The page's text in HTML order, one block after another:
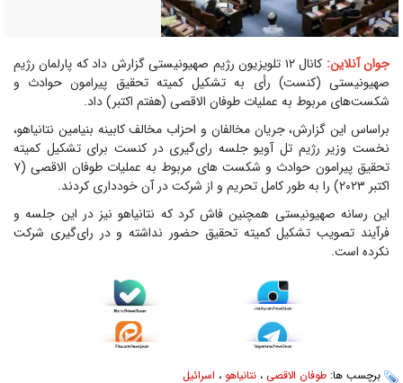
جوان آنلاین:
کانال ۱۲ تلویزیون رژیم صهیونیستی گزارش داد که پارلمان رژیم
صهیونیستی (کنست) رأی به تشکیل کمیته تحقیق پیرامون حوادث و
شکست‌های مربوط به عملیات طوفان الاقصی (هفتم اکتبر) داد.
براساس این گزارش، جریان مخالفان و احزاب مخالف کابینه بنیامین نتانیاهو،
نخست وزیر رژیم تل آویو جلسه رای‌گیری در کنست برای تشکیل کمیته
تحقیق پیرامون حوادث و شکست های مربوط به عملیات طوفان الاقصی (۷
اکتبر ۲۰۲۳) را به طور کامل تحریم و از شرکت در آن خودداری کردند.
این رسانه صهیونیستی همچنین فاش کرد که نتانیاهو نیز در این جلسه و
فرآیند تصویب تشکیل کمیته تحقیق حضور نداشته و در رای‌گیری شرکت
نکرده است.
برچسب ها: طوفان الاقصی ، نتانیاهو ، اسرائیل